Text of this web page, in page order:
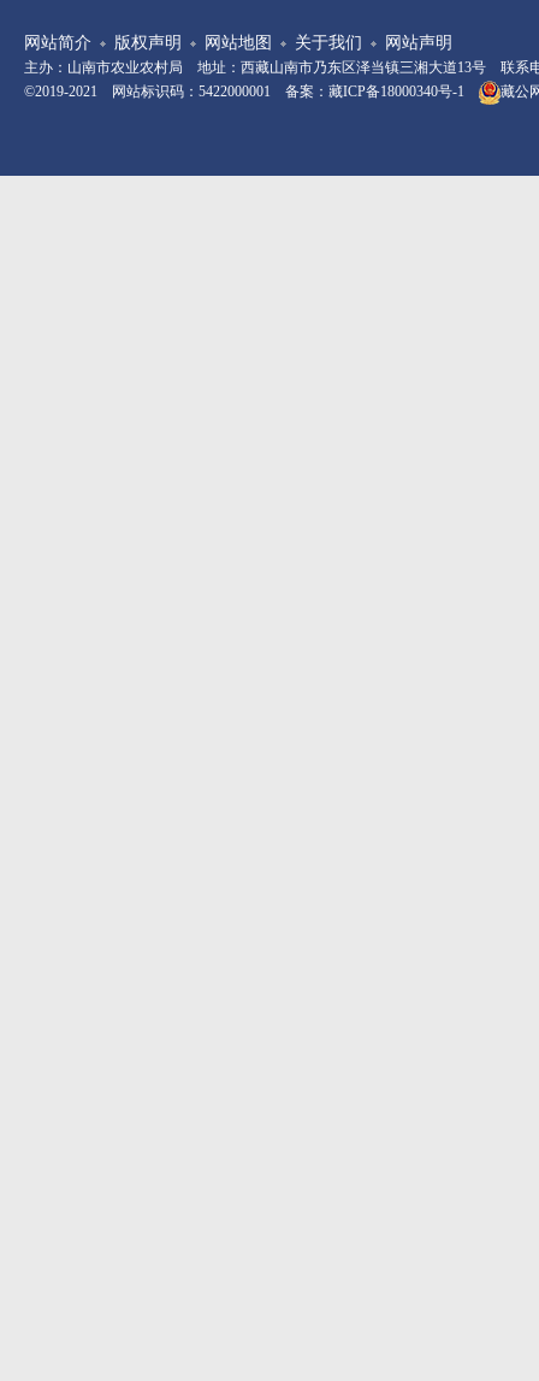
网站简介 版权声明 网站地图 关于我们 网站声明
主办：山南市农业农村局 地址：西藏山南市乃东区泽当镇三湘大道13号 联系电
©2019-2021 网站标识码：5422000001 备案： 藏ICP备18000340号-1 藏公